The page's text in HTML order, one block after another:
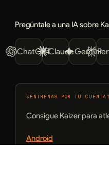
Pregúntale a una IA sobre
ChatGPTClaudeGemini
¿ENTRENAS POR TU CUENTA?
Consigue Kaizer para
Android